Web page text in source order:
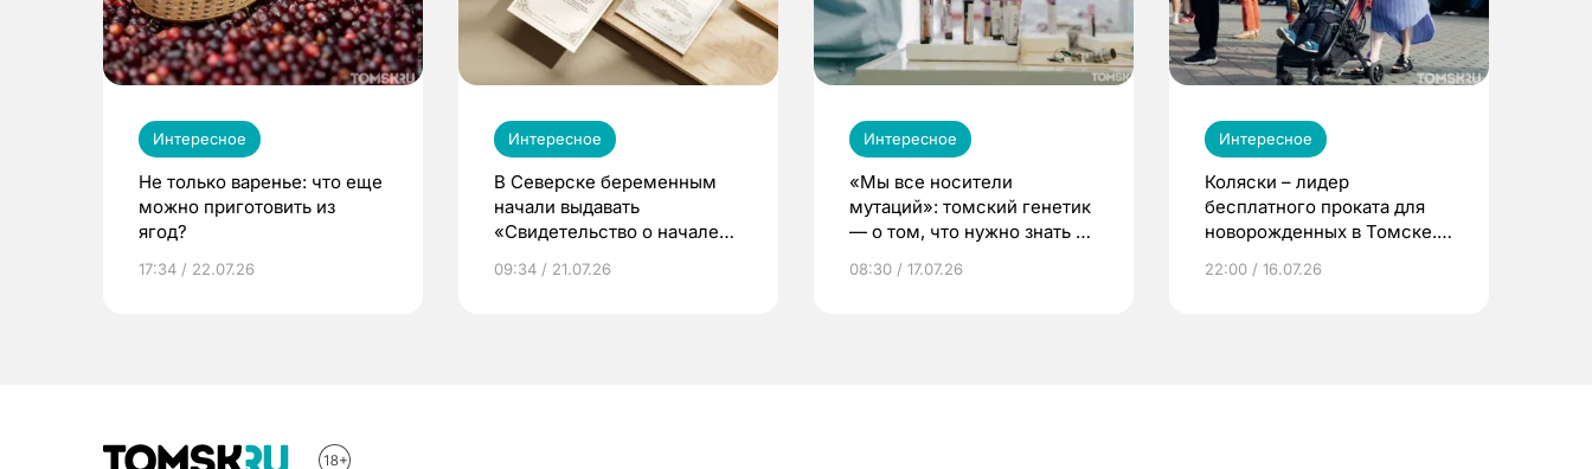
Интересное
Не только варенье: что еще
можно приготовить из
ягод?
17:34 / 22.07.26
Интересное
В Северске беременным
начали выдавать
«Свидетельство о начале
09:34 / 21.07.26
Интересное
«Мы все носители
мутаций»: томский генетик
— о том, что нужно знать до
08:30 / 17.07.26
Интересное
Коляски – лидер
бесплатного проката для
новорожденных в Томске.
22:00 / 16.07.26